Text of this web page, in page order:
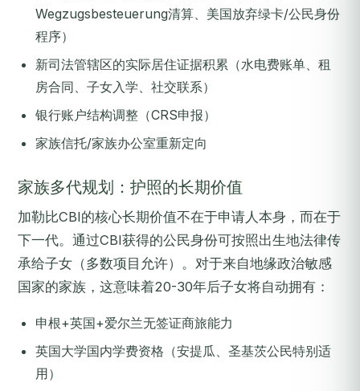
Wegzugsbesteuerung清算、美国放弃绿卡/公民身份
程序）
新司法管辖区的实际居住证据积累（水电费账单、租
房合同、子女入学、社交联系）
银行账户结构调整（CRS申报）
家族信托/家族办公室重新定向
家族多代规划：护照的长期价值
加勒比CBI的核心长期价值不在于申请人本身，而在于
下一代。通过CBI获得的公民身份可按照出生地法律传
承给子女（多数项目允许）。对于来自地缘政治敏感
国家的家族，这意味着20-30年后子女将自动拥有：
申根+英国+爱尔兰无签证商旅能力
英国大学国内学费资格（安提瓜、圣基茨公民特别适
用）